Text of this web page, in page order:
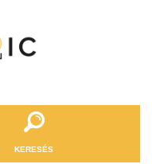
KERESÉS